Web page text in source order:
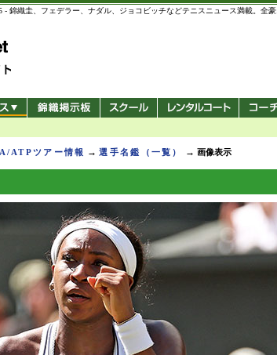
錦織圭、フェデラー、ナダル、ジョコビッチなどテニスニュース満載。全
ATPツアー情報 →選手名鑑（一覧） → 画像表示